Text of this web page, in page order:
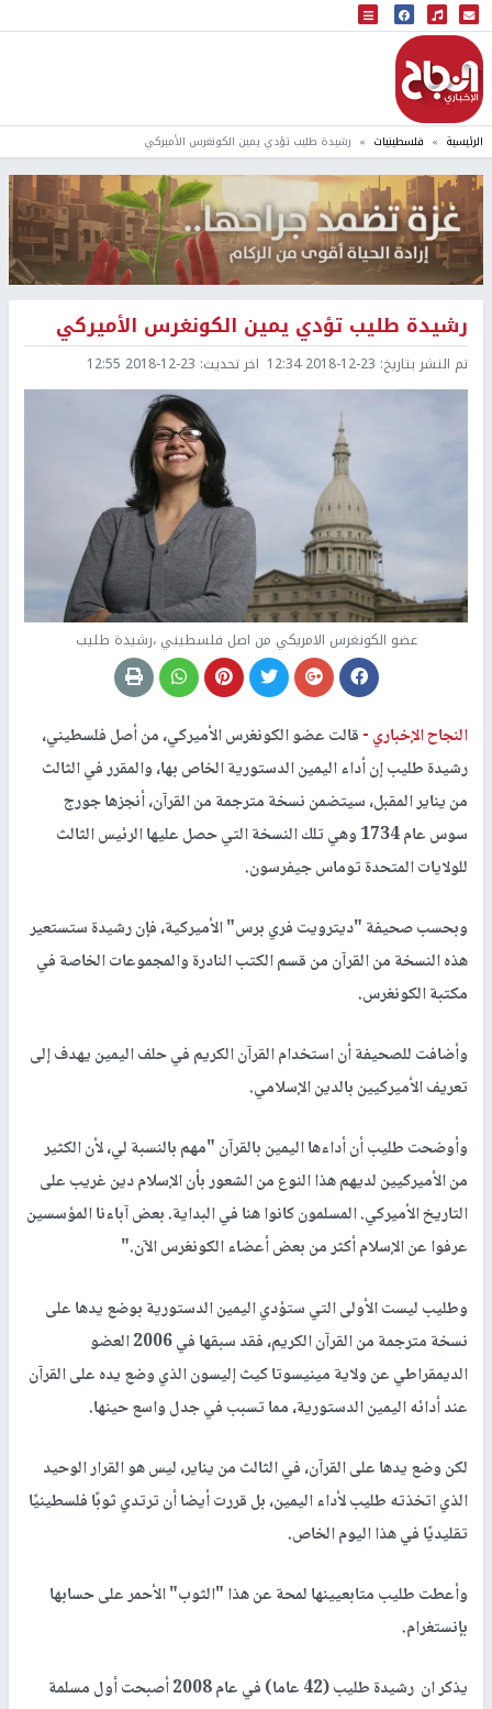
البث المباشر
إذاعة النجاح
الرئيسية فلسطينيات رشيدة طليب تؤدي يمين الكونغرس الأميركي
رشيدة طليب تؤدي يمين الكونغرس الأميركي
تم النشر بتاريخ: 2018-12-23 12:34 اخر تحديث: 2018-12-23 12:55
عضو الكونغرس الامريكي من اصل فلسطيني ،رشيدة طليب
النجاح الإخباري -قالت عضو الكونغرس الأميركي، من أصل فلسطيني،
رشيدة طليب إن أداء اليمين الدستورية الخاص بها، والمقرر في الثالث
من يناير المقبل، سيتضمن نسخة مترجمة من القرآن، أنجزها جورج
سوس عام 1734 وهي تلك النسخة التي حصل عليها الرئيس الثالث
للولايات المتحدة توماس جيفرسون.
وبحسب صحيفة "ديترويت فري برس" الأميركية، فإن رشيدة ستستعير
هذه النسخة من القرآن من قسم الكتب النادرة والمجموعات الخاصة في
مكتبة الكونغرس.
وأضافت للصحيفة أن استخدام القرآن الكريم في حلف اليمين يهدف إلى
تعريف الأميركيين بالدين الإسلامي.
وأوضحت طليب أن أداءها اليمين بالقرآن "مهم بالنسبة لي، لأن الكثير
من الأميركيين لديهم هذا النوع من الشعور بأن الإسلام دين غريب على
التاريخ الأميركي. المسلمون كانوا هنا في البداية. بعض آباءنا المؤسسين
عرفوا عن الإسلام أكثر من بعض أعضاء الكونغرس الآن."
وطليب ليست الأولى التي ستؤدي اليمين الدستورية بوضع يدها على
نسخة مترجمة من القرآن الكريم، فقد سبقها في 2006 العضو
الديمقراطي عن ولاية مينيسوتا كيث إليسون الذي وضع يده على القرآن
عند أدائه اليمين الدستورية، مما تسبب في جدل واسع حينها.
لكن وضع يدها على القرآن، في الثالث من يناير، ليس هو القرار الوحيد
الذي اتخذته طليب لأداء اليمين، بل قررت أيضا أن ترتدي ثوبًا فلسطينيًا
تقليديًا في هذا اليوم الخاص.
وأعطت طليب متابعيينها لمحة عن هذا "الثوب" الأحمر على حسابها
بإنستغرام.
يذكر ان رشيدة طليب (42 عاما) في عام 2008 أصبحت أول مسلمة